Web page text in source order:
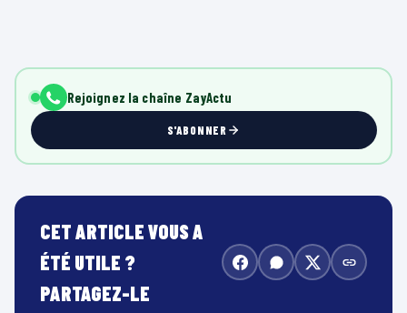
Rejoignez la chaîne ZayActu
S'ABONNER
CET ARTICLE VOUS A
ÉTÉ UTILE ?
PARTAGEZ-LE